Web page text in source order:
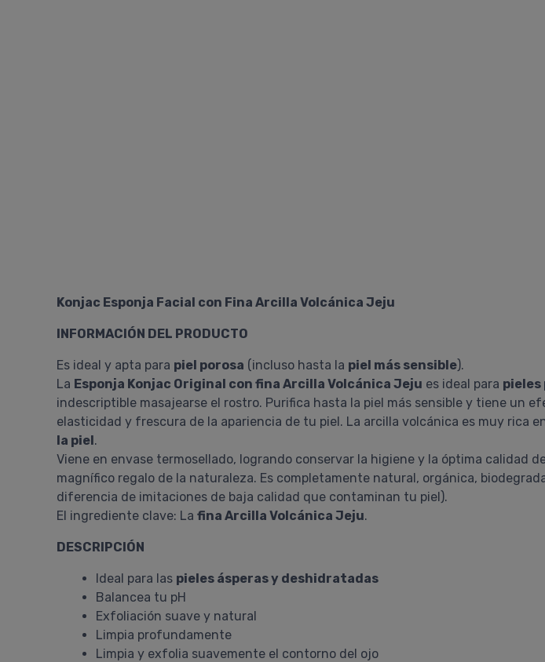
Konjac Esponja Facial con Fina Arcilla Volcánica Jeju
INFORMACIÓN DEL PRODUCTO
Es ideal y apta para piel porosa (incluso hasta la piel más sensible).
La Esponja Konjac Original con fina Arcilla Volcánica Jeju es ideal para pieles
indescriptible masajearse el rostro. Purifica hasta la piel más sensible y tiene un
elasticidad y frescura de la apariencia de tu piel. La arcilla volcánica es muy rica
la piel.
Viene en envase termosellado, logrando conservar la higiene y la óptima calidad
magnífico regalo de la naturaleza. Es completamente natural, orgánica,
diferencia de imitaciones de baja calidad que contaminan tu piel).
El ingrediente clave: La fina Arcilla Volcánica Jeju.
DESCRIPCIÓN
Ideal para las pieles ásperas y deshidratadas
Balancea tu pH
Exfoliación suave y natural
Limpia profundamente
Limpia y exfolia suavemente el contorno del ojo